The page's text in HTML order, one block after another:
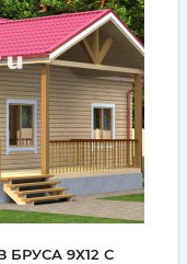
9Х12 С